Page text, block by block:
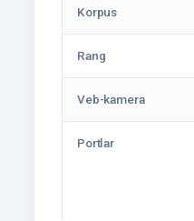
Korpus
Rang
Veb-kamera
Portlar